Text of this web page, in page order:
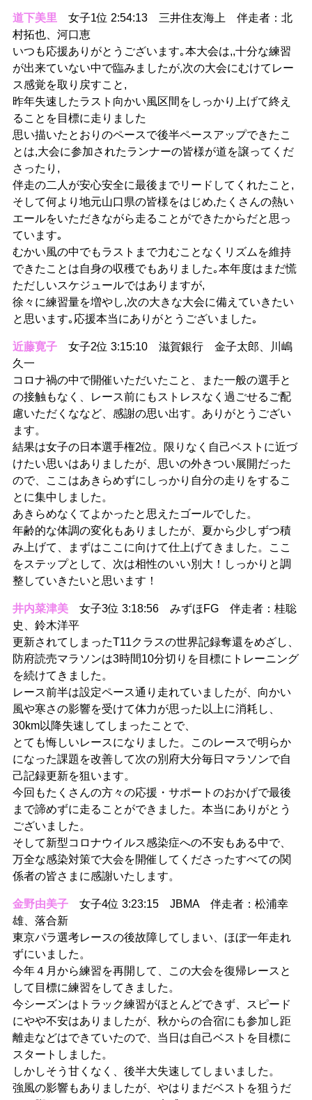
道下美里 女子1位 2:54:13 三井住友海上 伴走者：北
村拓也、河口恵
いつも応援ありがとうございます｡本大会は,,十分な練習
が出来ていない中で臨みましたが,次の大会にむけてレー
ス感覚を取り戻すこと,
昨年失速したラスト向かい風区間をしっかり上げて終え
ることを目標に走りました
思い描いたとおりのペースで後半ペースアップできたこ
とは,大会に参加されたランナーの皆様が道を譲ってくだ
さったり,
伴走の二人が安心安全に最後までリードしてくれたこと,
そして何より地元山口県の皆様をはじめ,たくさんの熱い
エールをいただきながら走ることができたからだと思っ
ています｡
むかい風の中でもラストまで力むことなくリズムを維持
できたことは自身の収穫でもありました｡本年度はまだ慌
ただしいスケジュールではありますが,
徐々に練習量を増やし,次の大きな大会に備えていきたい
と思います｡応援本当にありがとうございました｡
近藤寛子女子2位 3:15:10 滋賀銀行 金子太郎、川嶋
久一
コロナ禍の中で開催いただいたこと、また一般の選手と
の接触もなく、レース前にもストレスなく過ごせるご配
慮いただくななど、感謝の思い出す。ありがとうござい
ます。
結果は女子の日本選手権2位。限りなく自己ベストに近づ
けたい思いはありましたが、思いの外きつい展開だった
ので、ここはあきらめずにしっかり自分の走りをするこ
とに集中しました。
あきらめなくてよかったと思えたゴールでした。
年齢的な体調の変化もありましたが、夏から少しずつ積
み上げて、まずはここに向けて仕上げてきました。ここ
をステップとして、次は相性のいい別大！しっかりと調
整していきたいと思います！
井内菜津美女子3位 3:18:56 みずほFG 伴走者：桂聡
史、鈴木洋平
更新されてしまったT11クラスの世界記録奪還をめざし、
防府読売マラソンは3時間10分切りを目標にトレーニング
を続けてきました。
レース前半は設定ペース通り走れていましたが、向かい
風や寒さの影響を受けて体力が思った以上に消耗し、
30km以降失速してしまったことで、
とても悔しいレースになりました。このレースで明らか
になった課題を改善して次の別府大分毎日マラソンで自
己記録更新を狙います。
今回もたくさんの方々の応援・サポートのおかげで最後
まで諦めずに走ることができました。本当にありがとう
ございました。
そして新型コロナウイルス感染症への不安もある中で、
万全な感染対策で大会を開催してくださったすべての関
係者の皆さまに感謝いたします。
金野由美子女子4位 3:23:15 JBMA 伴走者：松浦幸
雄、落合新
東京パラ選考レースの後故障してしまい、ほぼ一年走れ
ずにいました。
今年４月から練習を再開して、この大会を復帰レースと
して目標に練習をしてきました。
今シーズンはトラック練習がほとんどできず、スピード
にやや不安はありましたが、秋からの合宿にも参加し距
離走などはできていたので、当日は自己ベストを目標に
スタートしました。
しかしそう甘くなく、後半大失速してしまいました。
強風の影響もありましたが、やはりまだベストを狙うだ